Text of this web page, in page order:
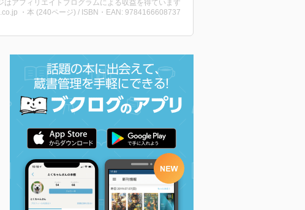
はアフィリエイトプログラムによる収益を得ています
・本 (240ページ) / ISBN・EAN: 9784166608737